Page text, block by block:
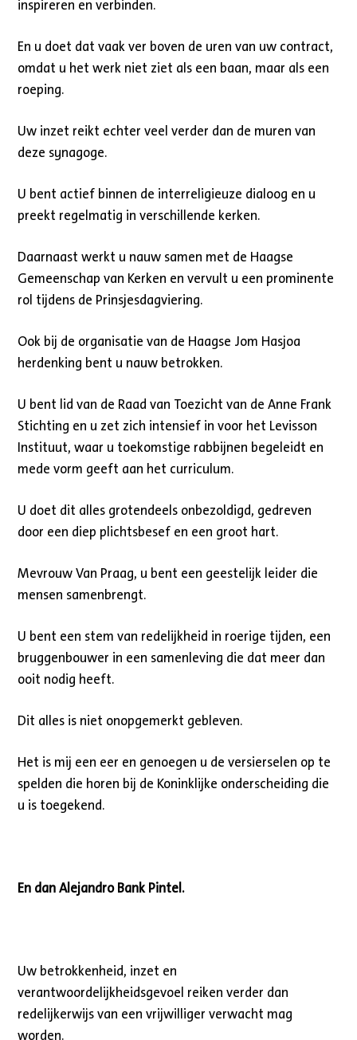
inspireren en verbinden.
En u doet dat vaak ver boven de uren van uw contract,
omdat u het werk niet ziet als een baan, maar als een
roeping.
Uw inzet reikt echter veel verder dan de muren van
deze synagoge.
U bent actief binnen de interreligieuze dialoog en u
preekt regelmatig in verschillende kerken.
Daarnaast werkt u nauw samen met de Haagse
Gemeenschap van Kerken en vervult u een prominente
rol tijdens de Prinsjesdagviering.
Ook bij de organisatie van de Haagse Jom Hasjoa
herdenking bent u nauw betrokken.
U bent lid van de Raad van Toezicht van de Anne Frank
Stichting en u zet zich intensief in voor het Levisson
Instituut, waar u toekomstige rabbijnen begeleidt en
mede vorm geeft aan het curriculum.
U doet dit alles grotendeels onbezoldigd, gedreven
door een diep plichtsbesef en een groot hart.
Mevrouw Van Praag, u bent een geestelijk leider die
mensen samenbrengt.
U bent een stem van redelijkheid in roerige tijden, een
bruggenbouwer in een samenleving die dat meer dan
ooit nodig heeft.
Dit alles is niet onopgemerkt gebleven.
Het is mij een eer en genoegen u de versierselen op te
spelden die horen bij de Koninklijke onderscheiding die
u is toegekend.
En dan Alejandro Bank Pintel.
Uw betrokkenheid, inzet en
verantwoordelijkheidsgevoel reiken verder dan
redelijkerwijs van een vrijwilliger verwacht mag
worden.